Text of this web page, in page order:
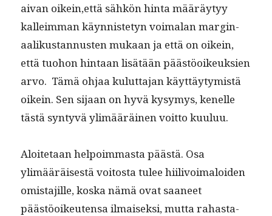
aivan oikein,että sähkön hin­ta määräy­tyy
kalleim­man käyn­nis­te­tyn voimalan mar­gin­
aa­likus­tan­nusten mukaan ja että on oikein,
että tuo­hon hin­taan lisätään päästöoikeuk­sien
arvo. Tämä ohjaa kulut­ta­jan käyt­täy­tymistä
oikein. Sen sijaan on hyvä kysymys, kenelle
tästä syn­tyvä ylimääräi­nen voit­to kuuluu.
Aloite­taan helpoim­mas­ta päästä. Osa
ylimääräis­es­tä voitos­ta tulee hiilivoimaloiden
omis­ta­jille, kos­ka nämä ovat saa­neet
päästöoikeuten­sa ilmaisek­si, mut­ta rahas­ta­